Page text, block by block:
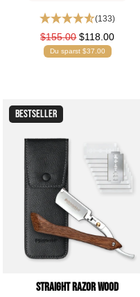
(133)
$155.00$118.00
Du sparst $37.00
BESTSELLER
Straight Razor Wood